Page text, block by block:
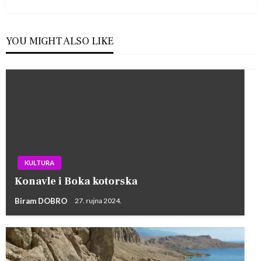
YOU MIGHT ALSO LIKE
KULTURA
Konavle i Boka kotorska
Biram DOBRO 27. rujna 2024.